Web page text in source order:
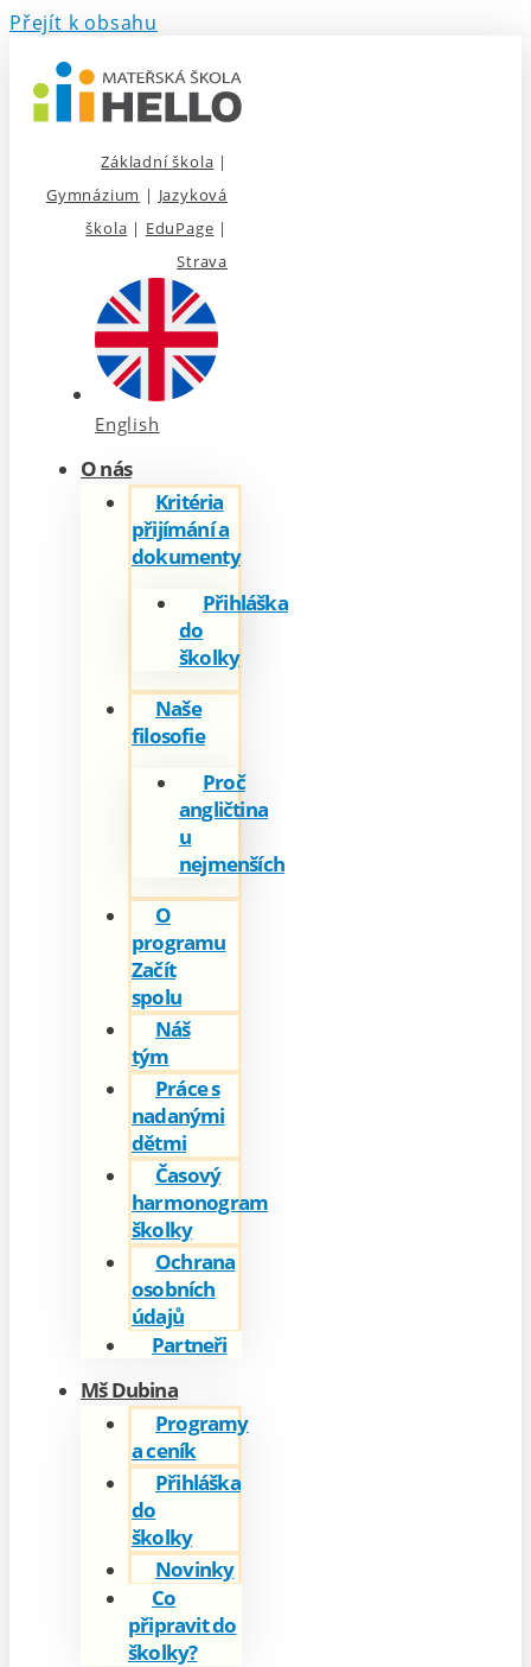
Přejít k obsahu
Základní škola |
Gymnázium | Jazyková
škola | EduPage |
Strava
English
O nás
Kritéria
přijímání a
dokumenty
Přihláška
do
školky
Naše
filosofie
Proč
angličtina
u
nejmenších
O
programu
Začít
spolu
Náš
tým
Práce s
nadanými
dětmi
Časový
harmonogram
školky
Ochrana
osobních
údajů
Partneři
Mš Dubina
Programy
a ceník
Přihláška
do
školky
Novinky
Co
připravit do
školky?